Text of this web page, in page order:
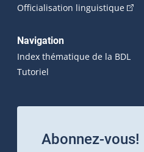
Officialisation linguistique(Cet
Navigation
Index thématique de la BDL
Tutoriel
Abonnez-vous!